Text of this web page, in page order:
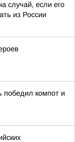
случай, если его
из России
победил компот и